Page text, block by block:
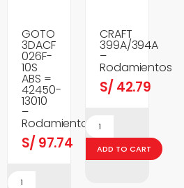
GOTO
3DACF
026F-
10S
ABS =
42450-
13010
–
Rodamientos
S/ 97.74
CRAFT
399A/394A
–
Rodamientos
S/ 42.79
ADD TO CART